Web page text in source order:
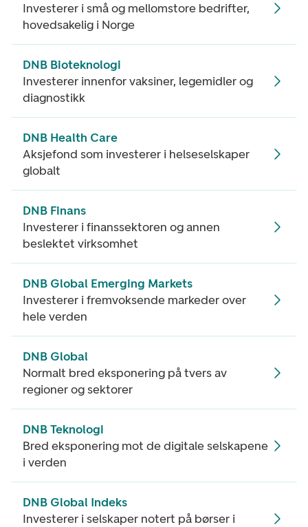
Investerer i små og mellomstore bedrifter,
hovedsakelig i Norge
DNB Bioteknologi
Investerer innenfor vaksiner, legemidler og
diagnostikk
DNB Health Care
Aksjefond som investerer i helseselskaper
globalt
DNB Finans
Investerer i finanssektoren og annen
beslektet virksomhet
DNB Global Emerging Markets
Investerer i fremvoksende markeder over
hele verden
DNB Global
Normalt bred eksponering på tvers av
regioner og sektorer
DNB Teknologi
Bred eksponering mot de digitale selskapene
i verden
DNB Global Indeks
Investerer i selskaper notert på børser i